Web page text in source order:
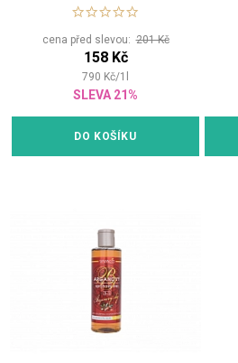
cena před slevou:201 Kč
158 Kč
790 Kč/1
SLEVA 21%
DO KOŠÍKU